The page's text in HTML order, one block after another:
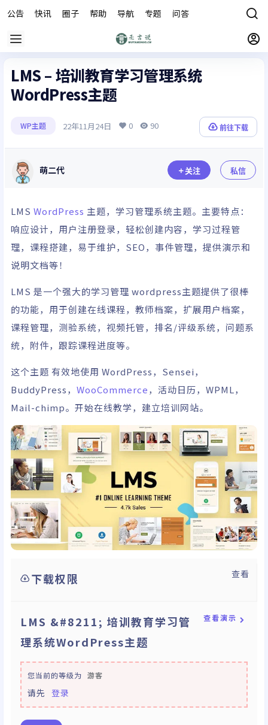
公告 快讯 圈子 帮助 导航 专题 问答
LMS – 培训教育学习管理系统
WordPress主题
WP主题 22年11月24日 0 90 前往下载
萌二代 关注 私信
LMS WordPress 主题，学习管理系统主题。主要特点：
响应设计，用户注册登录，轻松创建内容，学习过程管
理，课程搭建，易于维护，SEO，事件管理，提供演示和
说明文档等！
LMS 是一个强大的学习管理 wordpress主题提供了很棒
的功能，用于创建在线课程，教师档案，扩展用户档案，
课程管理，测验系统，视频托管，排名/评级系统，问题系
统，附件，跟踪课程进度等。
这个主题 有效地使用 WordPress，Sensei，
BuddyPress， WooCommerce，活动日历，WPML，
Mail-chimp。开始在线教学，建立培训网站。
下载权限 查看
LMS &#8211; 培训教育学习管
理系统WordPress主题
查看演示
您当前的等级为 游客
请先 登录